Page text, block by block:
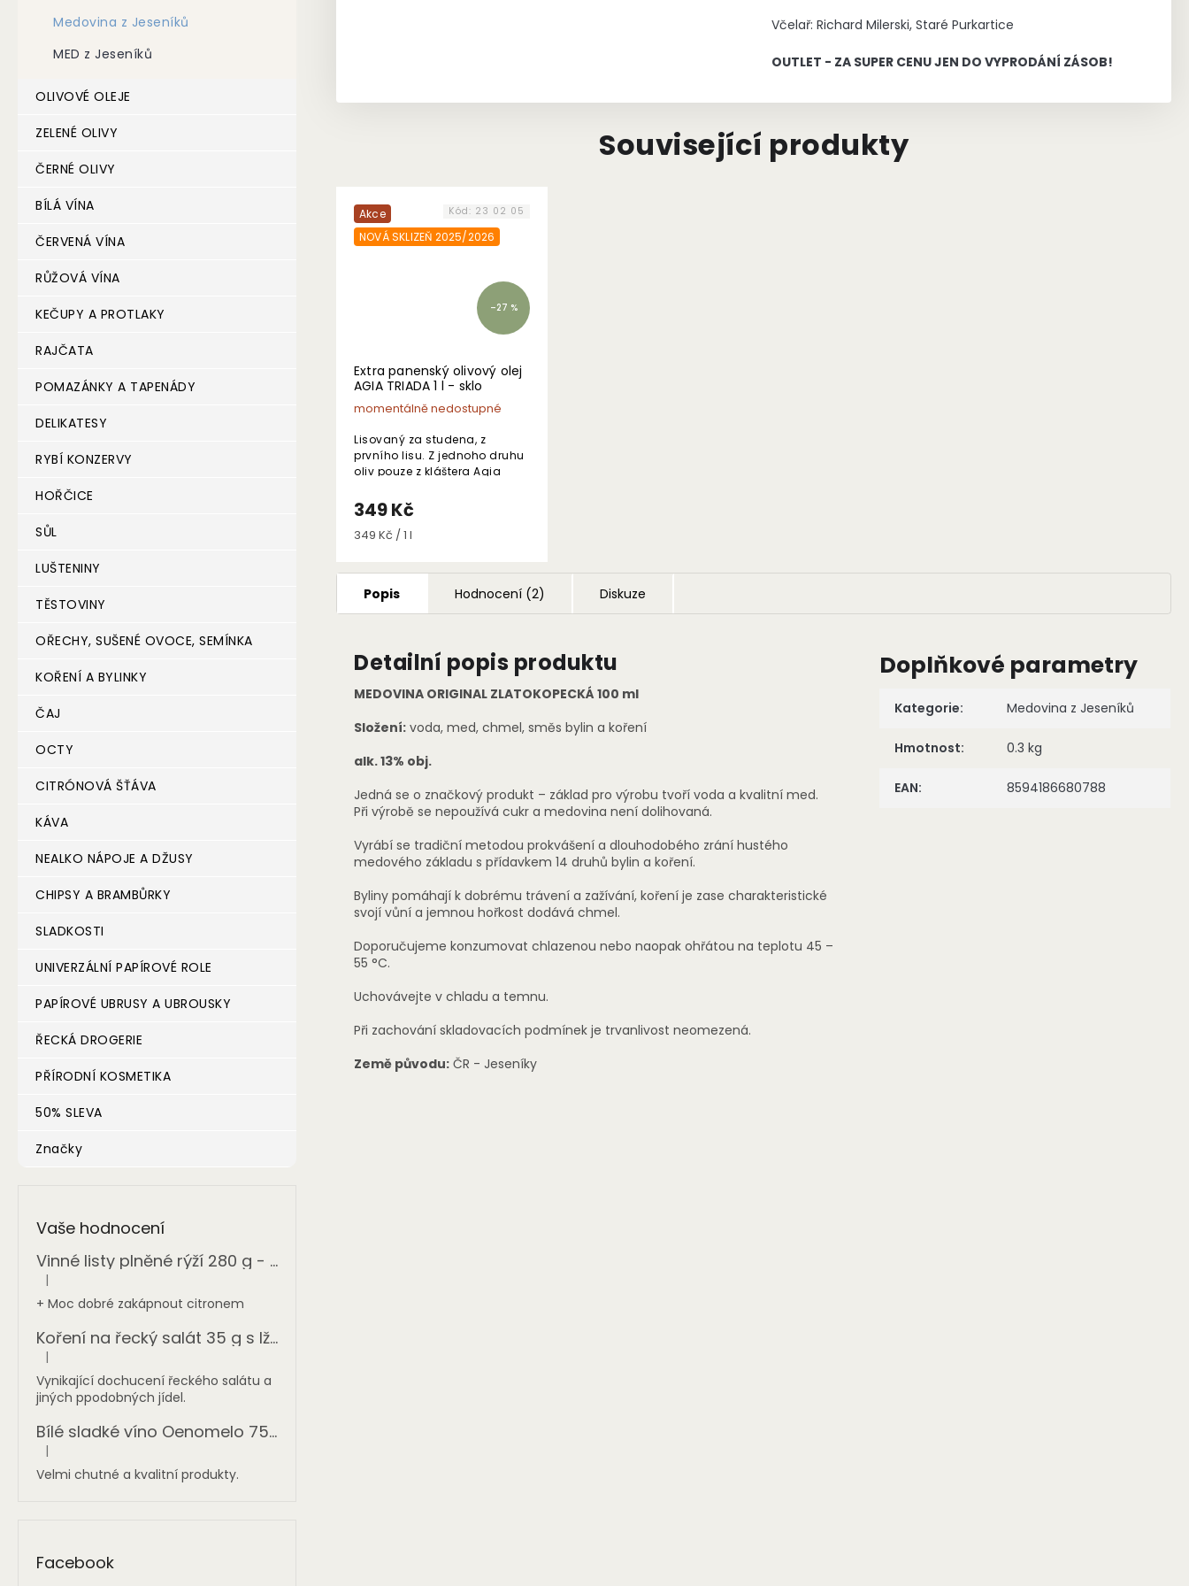
Medovina z Jeseníků
MED z Jeseníků
OLIVOVÉ OLEJE
ZELENÉ OLIVY
ČERNÉ OLIVY
BÍLÁ VÍNA
ČERVENÁ VÍNA
RŮŽOVÁ VÍNA
KEČUPY A PROTLAKY
RAJČATA
POMAZÁNKY A TAPENÁDY
DELIKATESY
RYBÍ KONZERVY
HOŘČICE
SŮL
LUŠTENINY
TĚSTOVINY
OŘECHY, SUŠENÉ OVOCE, SEMÍNKA
KOŘENÍ A BYLINKY
ČAJ
OCTY
CITRÓNOVÁ ŠŤÁVA
KÁVA
NEALKO NÁPOJE A DŽUSY
CHIPSY A BRAMBŮRKY
SLADKOSTI
UNIVERZÁLNÍ PAPÍROVÉ ROLE
PAPÍROVÉ UBRUSY A UBROUSKY
ŘECKÁ DROGERIE
PŘÍRODNÍ KOSMETIKA
50% SLEVA
Značky
Vaše hodnocení
Vinné listy plněné rýží 280 g - ONASSIS
Hodnocení produktu je 5 z 5 hvězdiček.
|
+ Moc dobré zakápnout citronem
Koření na řecký salát 35 g s lžičkou BIODINAMI
Hodnocení produktu je 5 z 5 hvězdiček.
|
Vynikající dochucení řeckého salátu a
jiných ppodobných jídel.
Bílé sladké víno Oenomelo 750 ml
Hodnocení produktu je 5 z 5 hvězdiček.
|
Velmi chutné a kvalitní produkty.
Facebook
Včelař: Richard Milerski, Staré Purkartice
OUTLET - ZA SUPER CENU JEN DO VYPRODÁNÍ ZÁSOB!
Související produkty
Akce
NOVÁ SKLIZEŇ 2025/2026
–27 %
Extra panenský olivový olej
AGIA TRIADA 1 l - sklo
momentálně nedostupné
349 Kč
Měrná
349 Kč / 1 l
Lisovaný za studena, z
prvního lisu. Z jednoho druhu
oliv pouze z kláštera Agia
Kód: 23 02 05
Popis Hodnocení (2) Diskuze
Detailní popis produktu
MEDOVINA ORIGINAL ZLATOKOPECKÁ 100 ml
Složení: voda, med, chmel, směs bylin a koření
alk. 13% obj.
Jedná se o značkový produkt – základ pro výrobu tvoří voda a kvalitní med.
Při výrobě se nepoužívá cukr a medovina není dolihovaná.
Vyrábí se tradiční metodou prokvášení a dlouhodobého zrání hustého
medového základu s přídavkem 14 druhů bylin a koření.
Byliny pomáhají k dobrému trávení a zažívání, koření je zase charakteristické
svojí vůní a jemnou hořkost dodává chmel.
Doporučujeme konzumovat chlazenou nebo naopak ohřátou na teplotu 45 –
55 °C.
Uchovávejte v chladu a temnu.
Při zachování skladovacích podmínek je trvanlivost neomezená.
Země původu: ČR - Jeseníky
Doplňkové parametry
Kategorie: Medovina z Jeseníků
Hmotnost: 0.3 kg
EAN: 8594186680788